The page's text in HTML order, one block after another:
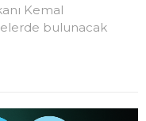
Kemal
bulunacak